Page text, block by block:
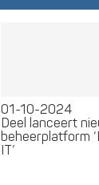
01-10-2024
Deel lanceert
beheerplatform
IT’